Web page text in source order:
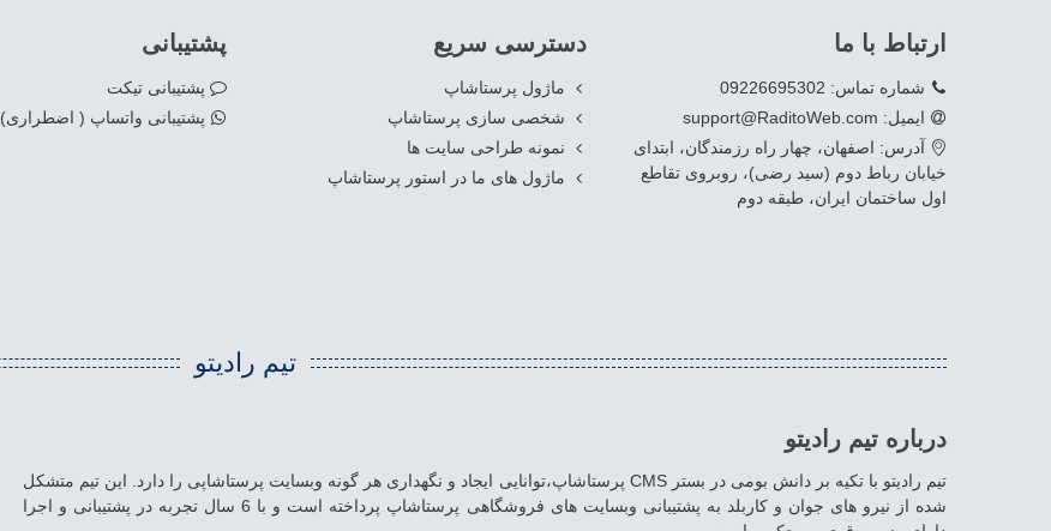
ارتباط با ما
شماره تماس: 09226695302
ایمیل: support@RaditoWeb.com
آدرس: اصفهان، چهار راه رزمندگان، ابتدای
خیابان رباط دوم (سید رضی)، روبروی تقاطع
اول ساختمان ایران، طبقه دوم
دسترسی سریع
ماژول پرستاشاپ
شخصی سازی پرستاشاپ
نمونه طراحی سایت ها
ماژول های ما در استور پرستاشاپ
پشتیبانی
پشتیبانی تیکت
پشتیبانی واتساپ ( اضطراری)
تیم رادیتو
درباره تیم رادیتو
تیم رادیتو با تکیه بر دانش بومی در بستر CMS پرستاشاپ،توانایی ایجاد و نگهداری هر گونه وبسایت پرستاشاپی را دارد. این تیم متشکل
شده از نیرو های جوان و کاربلد به پشتیبانی وبسایت های فروشگاهی پرستاشاپ پرداخته است و با 6 سال تجربه در پشتیبانی و اجرا